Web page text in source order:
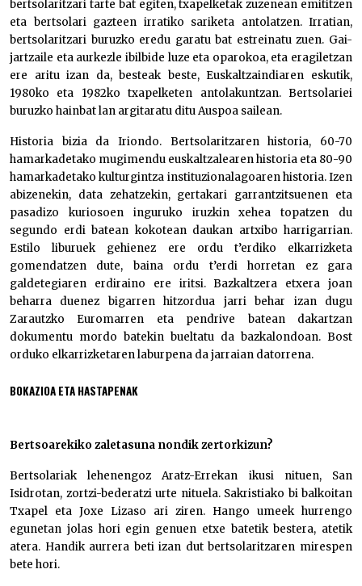
bertsolaritzari tarte bat egiten, txapelketak zuzenean emititzen
eta bertsolari gazteen irratiko sariketa antolatzen. Irratian,
bertsolaritzari buruzko eredu garatu bat estreinatu zuen. Gai-
jartzaile eta aurkezle ibilbide luze eta oparokoa, eta eragiletzan
ere aritu izan da, besteak beste, Euskaltzaindiaren eskutik,
1980ko eta 1982ko txapelketen antolakuntzan. Bertsolariei
buruzko hainbat lan argitaratu ditu Auspoa sailean.
Historia bizia da Iriondo. Bertsolaritzaren historia, 60-70
hamarkadetako mugimendu euskaltzalearen historia eta 80-90
hamarkadetako kulturgintza instituzionalagoaren historia. Izen
abizenekin, data zehatzekin, gertakari garrantzitsuenen eta
pasadizo kuriosoen inguruko iruzkin xehea topatzen du
segundo erdi batean kokotean daukan artxibo harrigarrian.
Estilo liburuek gehienez ere ordu t’erdiko elkarrizketa
gomendatzen dute, baina ordu t’erdi horretan ez gara
galdetegiaren erdiraino ere iritsi. Bazkaltzera etxera joan
beharra duenez bigarren hitzordua jarri behar izan dugu
Zarautzko Euromarren eta pendrive batean dakartzan
dokumentu mordo batekin bueltatu da bazkalondoan. Bost
orduko elkarrizketaren laburpena da jarraian datorrena.
BOKAZIOA ETA HASTAPENAK
Bertsoarekiko zaletasuna nondik zertorkizun?
Bertsolariak lehenengoz Aratz-Errekan ikusi nituen, San
Isidrotan, zortzi-bederatzi urte nituela. Sakristiako bi balkoitan
Txapel eta Joxe Lizaso ari ziren. Hango umeek hurrengo
egunetan jolas hori egin genuen etxe batetik bestera, atetik
atera. Handik aurrera beti izan dut bertsolaritzaren mirespen
bete hori.